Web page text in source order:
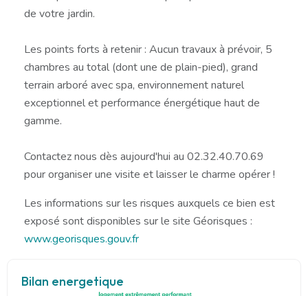
de votre jardin.
Les points forts à retenir : Aucun travaux à prévoir, 5
chambres au total (dont une de plain-pied), grand
terrain arboré avec spa, environnement naturel
exceptionnel et performance énergétique haut de
gamme.
Contactez nous dès aujourd'hui au 02.32.40.70.69
pour organiser une visite et laisser le charme opérer !
Les informations sur les risques auxquels ce bien est
exposé sont disponibles sur le site Géorisques :
www.georisques.gouv.fr
Bilan energetique